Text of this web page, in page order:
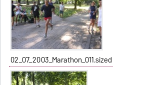
02_07_2003_Marathon_011.sized